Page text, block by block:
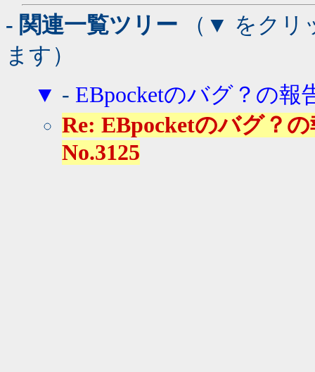
- 関連一覧ツリー （▼ をクリ
ます）
▼ - EBpocketのバグ？の報
Re: EBpocketのバグ？
No.3125